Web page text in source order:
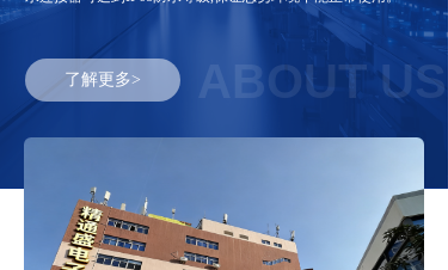
了解更多> ABOUT US